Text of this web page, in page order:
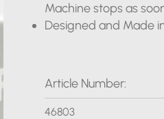
Machine stops as
Designed and Made
Article Number:
46803